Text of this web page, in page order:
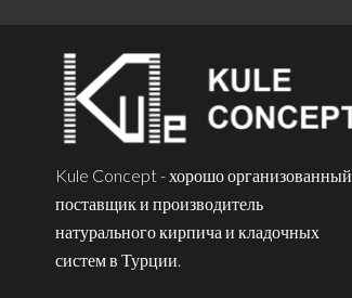
Kule Concept - хорошо организованный
поставщик и производитель
натурального кирпича и кладочных
систем в Турции.